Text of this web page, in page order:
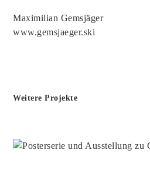
Maximilian Gemsjäger
www.gemsjaeger.ski
Weitere Projekte